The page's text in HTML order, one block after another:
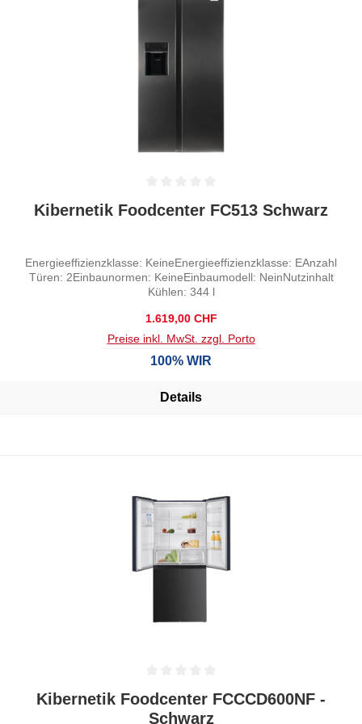
Durchschnittliche Bewertung von 0 von 5 Sternen
Kibernetik Foodcenter FC513 Schwarz
Energieeffizienzklasse: KeineEnergieeffizienzklasse: EAnzahl
Türen: 2Einbaunormen: KeineEinbaumodell: NeinNutzinhalt
Kühlen: 344 l
Regulärer Preis:
1.619,00 CHF
Preise inkl. MwSt. zzgl. Porto
100% WIR
Details
Durchschnittliche Bewertung von 0 von 5 Sternen
Kibernetik Foodcenter FCCCD600NF -
Schwarz